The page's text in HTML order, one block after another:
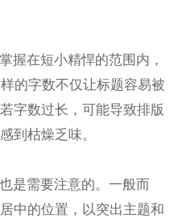
握在短小精悍的范围内，
的字数不仅让标题容易被
字数过长，可能导致排版
到枯燥乏味。
是需要注意的。一般而
中的位置，以突出主题和